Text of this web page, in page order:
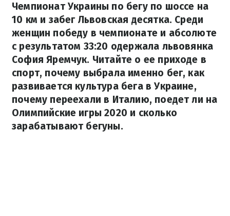
Чемпионат Украины по бегу по шоссе на
10 км и забег Львовская десятка. Среди
женщин победу в чемпионате и абсолюте
с результатом 33:20 одержала львовянка
София Яремчук. Читайте о ее приходе в
спорт, почему выбрала именно бег, как
развивается культура бега в Украине,
почему переехали в Италию, поедет ли на
Олимпийские игры 2020 и сколько
зарабатывают бегуны.